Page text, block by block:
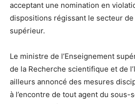
acceptant une nomination en
dispositions régissant le secteur de
supérieur.
Le ministre de l’Enseignement
de la Recherche scientifique et de
ailleurs annoncé des mesures
à l’encontre de tout agent du sous-